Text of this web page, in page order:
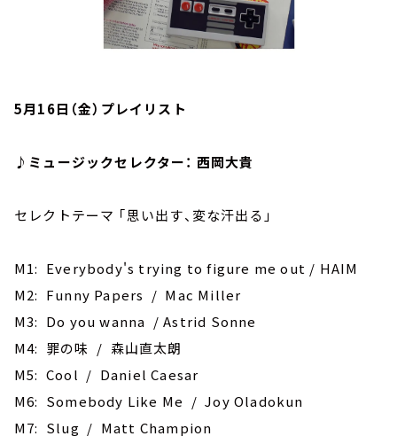
5月16日（金）プレイリスト
♪ミュージックセレクター： 西岡大貴
セレクトテーマ ｢思い出す、変な汗出る｣
M1: Everybody's trying to figure me out / HAIM
M2: Funny Papers / Mac Miller
M3: Do you wanna / Astrid Sonne
M4: 罪の味 / 森山直太朗
M5: Cool / Daniel Caesar
M6: Somebody Like Me / Joy Oladokun
M7: Slug / Matt Champion